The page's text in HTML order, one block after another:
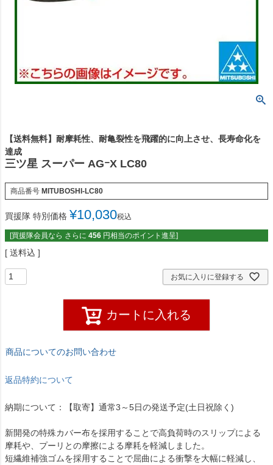
【送料無料】耐摩耗性、耐亀裂性を飛躍的に向上させ、長寿命化を
達成
三ツ星 スーパー AGｰX LC80
商品番号 MITUBOSHI-LC80
買援隊 特別価格 ¥10,030税込
[買援隊会員なら さらに 456 円相当のポイント進呈]
送料込
お気に入りに登録する
カートに入れる
商品についてのお問い合わせ
返品特約について
納期について：【取寄】通常3～5日の発送予定(土日祝除く)
新開発の特殊カバー布を採用することで高負荷時のスリップによる
摩耗や、プーリとの摩擦による摩耗を軽減しました。
短繊維補強ゴムを採用することで屈曲による衝撃を大幅に軽減し、